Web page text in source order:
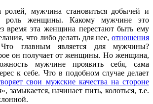
ролей, мужчина становиться добычей и
роль женщины. Какому мужчине это
время эта женщина перестают быть ему
что либо делать для нее, отношения
главным является для мужчины?
он получает от женщины. Но женщина,
мужчине проявить себя, сама
к себе. Что в подобном случае делает
свои мужские качества на стороне
замыкается, начинает пить, колоться, т.е.